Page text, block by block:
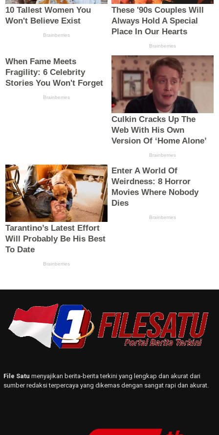
File Satu menyajikan berita-berita terkini yang lengkap dan akurat dari
sumber redaksi terpercaya yang dikemas dengan sangat rapi dan akurat.